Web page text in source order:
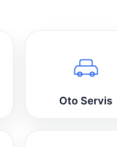
Oto Servis